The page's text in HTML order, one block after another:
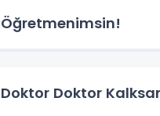
Öğretmenimsin!
Doktor Doktor